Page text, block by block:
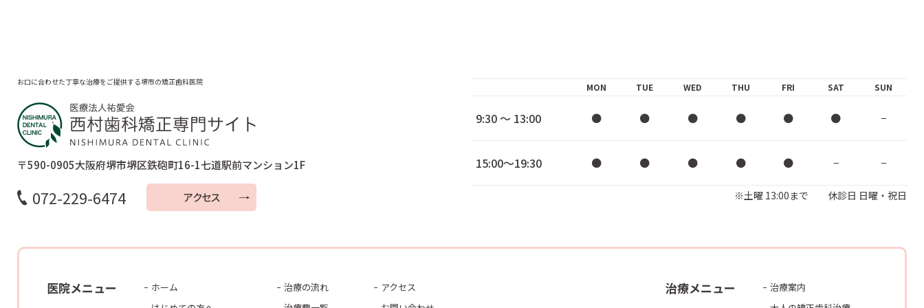
お口に合わせた丁寧な治療をご提供する堺市の矯正歯科医院
〒590-0905大阪府堺市堺区鉄砲町16-1七道駅前マンション1F
072-229-6474 アクセス
MON TUE WED THU FRI SAT SUN
※土曜 13:00まで 休診日 日曜・祝日
9:30 ～ 13:00 ● ● ● ● ● ● −
15:00～19:30 ● ● ● ● ● − −
医院メニュー
ホーム
治療の流れ
アクセス
治療メニュー
治療案内